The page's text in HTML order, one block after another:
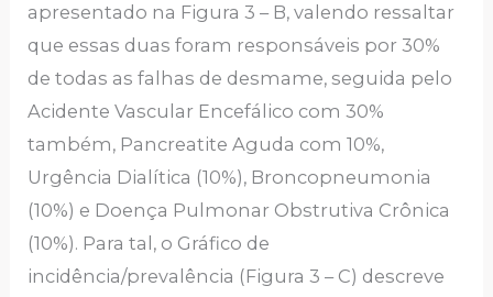
apresentado na Figura 3 – B, valendo ressaltar
que essas duas foram responsáveis por 30%
de todas as falhas de desmame, seguida pelo
Acidente Vascular Encefálico com 30%
também, Pancreatite Aguda com 10%,
Urgência Dialítica (10%), Broncopneumonia
(10%) e Doença Pulmonar Obstrutiva Crônica
(10%). Para tal, o Gráfico de
incidência/prevalência (Figura 3 – C) descreve